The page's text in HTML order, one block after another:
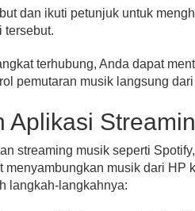
dan ikuti petunjuk untuk
tersebut.
terhubung, Anda dapat
pemutaran musik langsung
Aplikasi
streaming musik seperti
menyambungkan musik dari HP
langkah-langkahnya: